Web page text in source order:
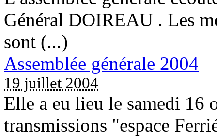
Général DOIREAU . Les
sont (...)
Assemblée générale 2004
19 juillet 2004
Elle a eu lieu le samedi 16
transmissions "espace